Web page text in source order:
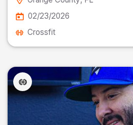
02/23/2026
Crossfit